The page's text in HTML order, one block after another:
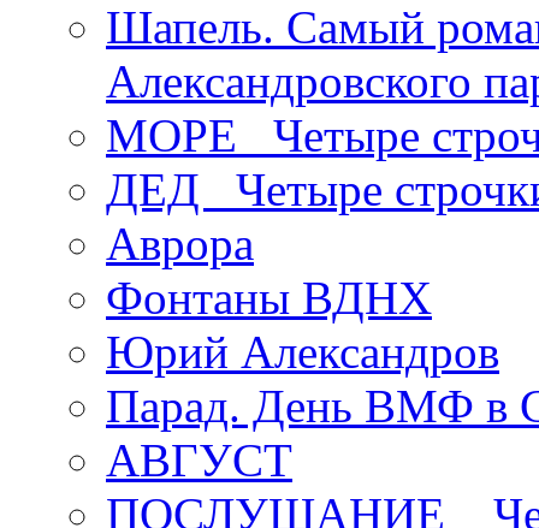
Шапель. Самый
Александровского
МОРЕ _Четыре
ДЕД _Четыре
Аврора
Фонтаны ВДНХ
Юрий Александров
Парад. День ВМФ в
АВГУСТ
ПОСЛУШАНИЕ _